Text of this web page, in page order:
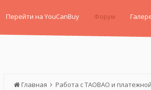
Перейти на YouCanBuy Форум
Главная Работа с TAOBAO и